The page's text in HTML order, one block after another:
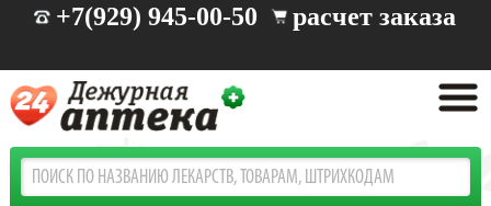
+7(929) 945-00-50 расчет заказа